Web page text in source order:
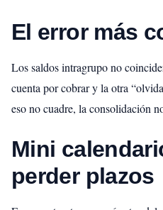
El error más
Los saldos intragrupo no
cuenta por cobrar y la otra
eso no cuadre, la consolidación
Mini
perder plazos